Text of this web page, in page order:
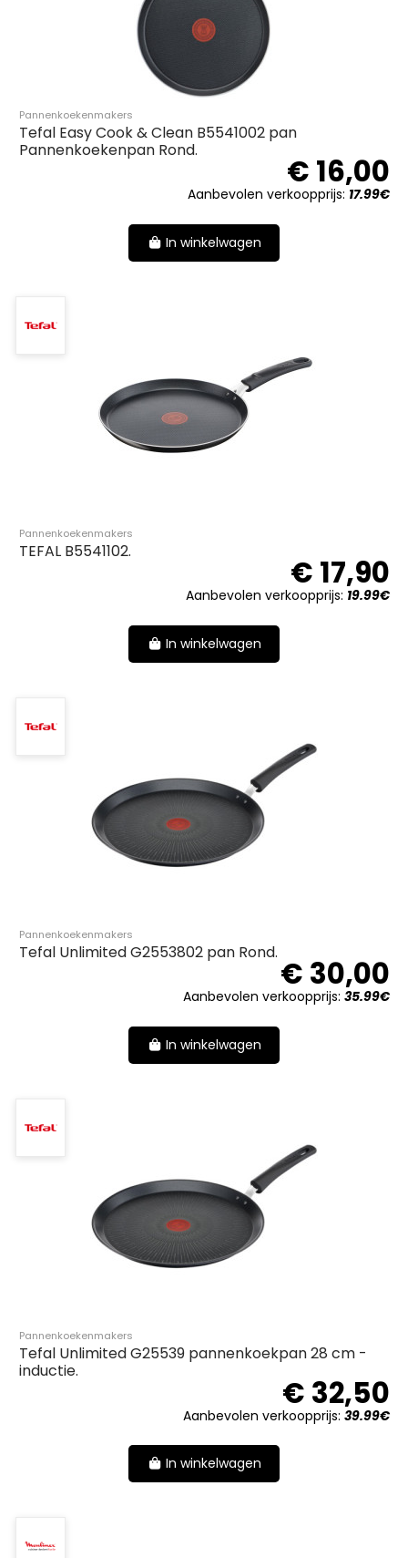
Pannenkoekenmakers
Tefal Easy Cook & Clean B5541002 pan
Pannenkoekenpan Rond.
€ 16,00
Aanbevolen verkoopprijs: 17.99€
In winkelwagen
Pannenkoekenmakers
TEFAL B5541102.
€ 17,90
Aanbevolen verkoopprijs: 19.99€
In winkelwagen
Pannenkoekenmakers
Tefal Unlimited G2553802 pan Rond.
€ 30,00
Aanbevolen verkoopprijs: 35.99€
In winkelwagen
Pannenkoekenmakers
Tefal Unlimited G25539 pannenkoekpan 28 cm -
inductie.
€ 32,50
Aanbevolen verkoopprijs: 39.99€
In winkelwagen